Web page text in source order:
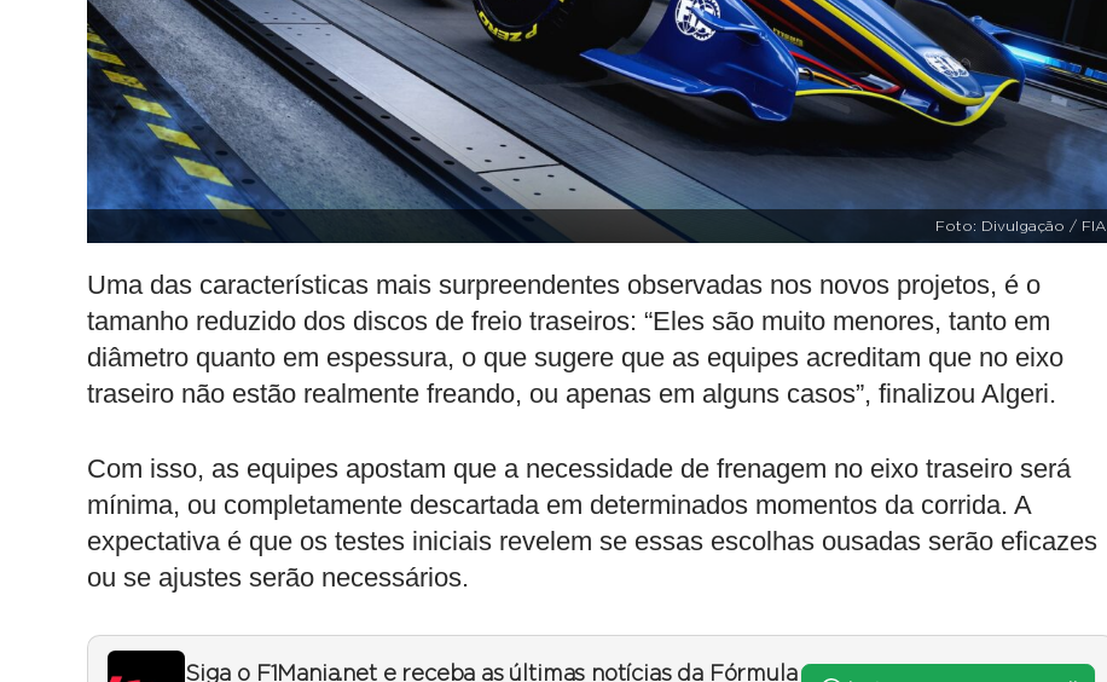
Foto: Divulgação / FIA
Uma das características mais surpreendentes observadas nos novos projetos, é o
tamanho reduzido dos discos de freio traseiros: “Eles são muito menores, tanto em
diâmetro quanto em espessura, o que sugere que as equipes acreditam que no eixo
traseiro não estão realmente freando, ou apenas em alguns casos”, finalizou Algeri.
Com isso, as equipes apostam que a necessidade de frenagem no eixo traseiro será
mínima, ou completamente descartada em determinados momentos da corrida. A
expectativa é que os testes iniciais revelem se essas escolhas ousadas serão eficazes
ou se ajustes serão necessários.
Siga o F1Mania.net e receba as últimas notícias da Fórmula